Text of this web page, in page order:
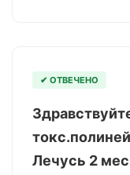
✔ ОТВЕЧЕНО
Лечусь 2